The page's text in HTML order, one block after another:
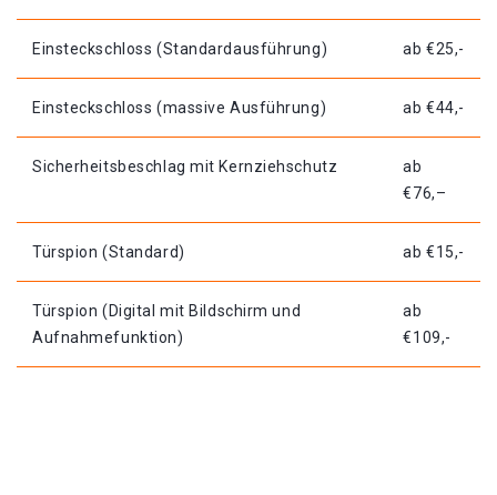
Einsteckschloss (Standardausführung) ab €25,-
Einsteckschloss (massive Ausführung) ab €44,-
Sicherheitsbeschlag mit Kernziehschutz
ab
€76,–
Türspion (Standard) ab €15,-
Türspion (Digital mit Bildschirm und
Aufnahmefunktion)
ab
€109,-